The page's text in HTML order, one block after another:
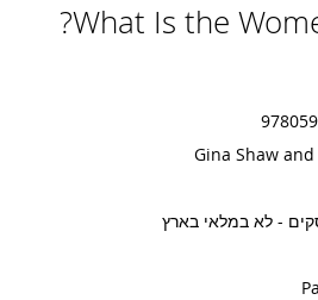
What Is the
Gina Shaw and